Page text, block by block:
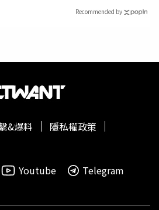
Recommended by
&爆料
隱私權政策
Youtube Telegram